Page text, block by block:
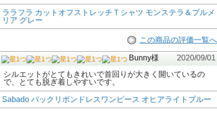
ララフラ カットオフストレッチＴシャツ モンステラ＆プルメ
リア グレー
この商品の評価一覧へ
Bunny様
2020/09/01
シルエットがとてもきれいで首回りが大きく開いているの
で、とても脱ぎ着しやすいです。
Sabado バックリボンドレスワンピース オヒアライトブルー